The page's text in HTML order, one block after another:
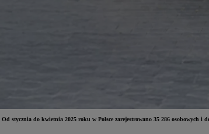
Od stycznia do kwietnia 2025 roku w Polsce zarejestrowano 35 286 osobowych